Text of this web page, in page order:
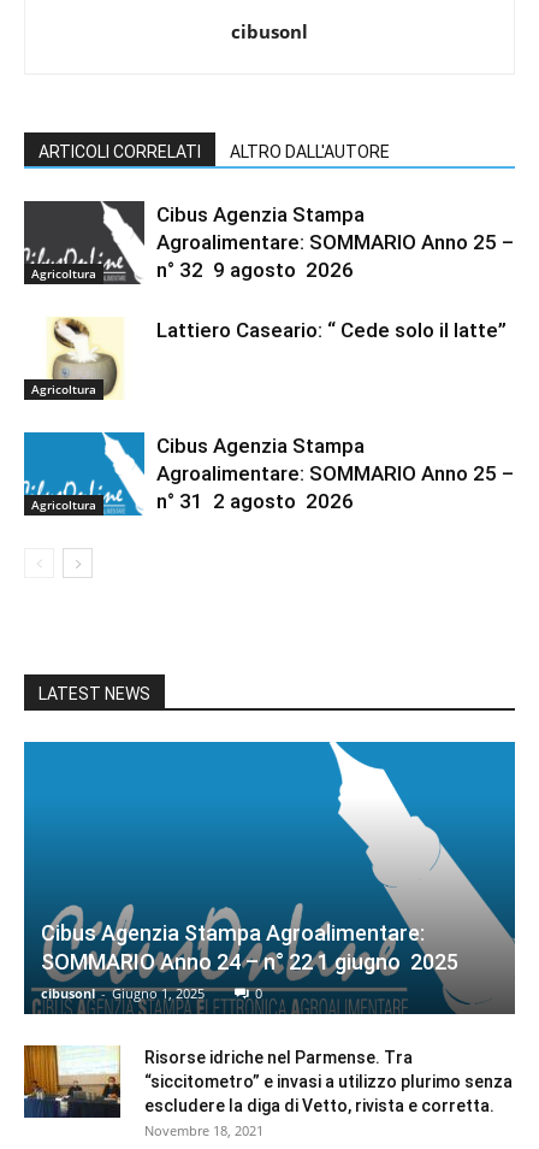
cibusonl
ARTICOLI CORRELATI ALTRO DALL'AUTORE
Agricoltura
Cibus Agenzia Stampa
Agroalimentare: SOMMARIO Anno 25 –
n° 32 9 agosto 2026
Agricoltura
Lattiero Caseario: “ Cede solo il latte”
Agricoltura
Cibus Agenzia Stampa
Agroalimentare: SOMMARIO Anno 25 –
n° 31 2 agosto 2026
LATEST NEWS
Cibus Agenzia Stampa Agroalimentare:
SOMMARIO Anno 24 – n° 22 1 giugno 2025
cibusonl - Giugno 1, 2025 0
Risorse idriche nel Parmense. Tra
“siccitometro” e invasi a utilizzo plurimo senza
escludere la diga di Vetto, rivista e corretta.
Novembre 18, 2021